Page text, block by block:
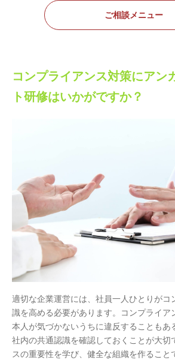
ご相談メニュー
コンプライアンス対策にアン
ト研修はいかがですか？
適切な企業運営には、社員一人ひとりがコ
識を高める必要があります。コンプライア
本人が気づかないうちに違反することもあ
社内の共通認識を確認しておくことが大切
スの重要性を学び、健全な組織を作ること